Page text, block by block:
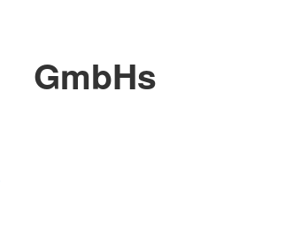
GmbHs